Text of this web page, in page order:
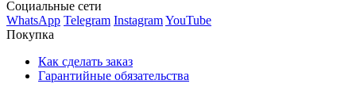
Социальные сети
WhatsApp Telegram InstagramYouTube
Покупка
Как сделать заказ
Гарантийные обязательства